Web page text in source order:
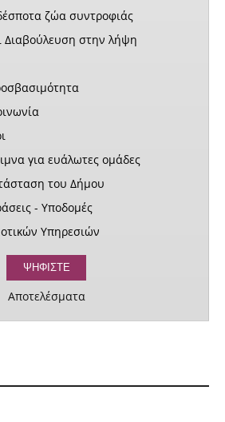
ζώα συντροφιάς
Διαβούλευση στην λήψη
για ευάλωτες ομάδες
του Δήμου
- Υποδομές
Υπηρεσιών
Αποτελέσματα